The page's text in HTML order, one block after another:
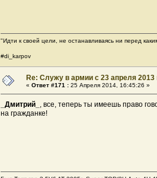
"Идти к своей цели, не останавливаясь ни перед
#di_karpov
Re: Служу в армии с 23 апреля 2013
« Ответ #171 : 25 Апреля 2014, 16:45:26 »
_Дмитрий_ , все, теперь ты имеешь право
на гражданке!